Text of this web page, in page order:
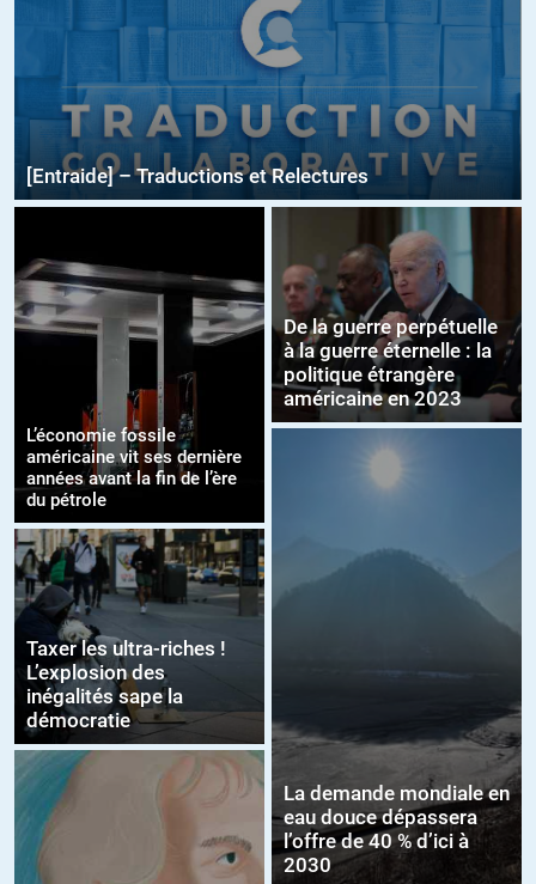
[Entraide] – Traductions et Relectures
L’économie fossile
américaine vit ses dernière
années avant la fin de l’ère
du pétrole
Taxer les ultra-riches !
L’explosion des
inégalités sape la
démocratie
De la guerre perpétuelle
à la guerre éternelle : la
politique étrangère
américaine en 2023
La demande mondiale en
eau douce dépassera
l’offre de 40 % d’ici à
2030